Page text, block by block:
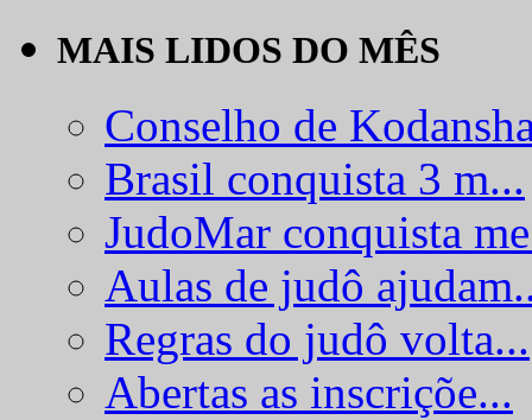
MAIS LIDOS DO MÊS
Conselho de
Brasil conquista 3 m...
JudoMar conquista
Aulas de judô
Regras do judô volta...
Abertas as inscriçõe...